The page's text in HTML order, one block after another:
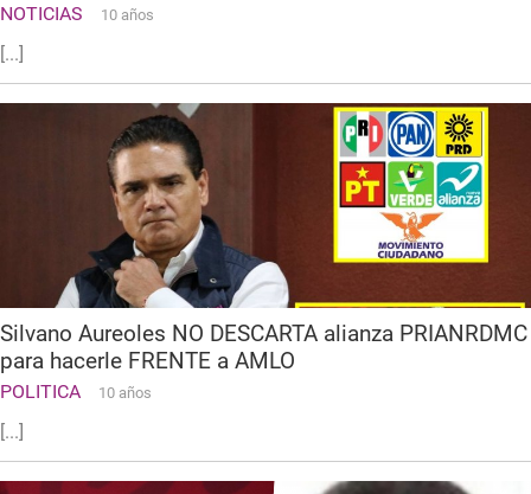
NOTICIAS 10 años
[...]
Silvano Aureoles NO DESCARTA alianza PRIANRDMC
para hacerle FRENTE a AMLO
POLITICA 10 años
[...]